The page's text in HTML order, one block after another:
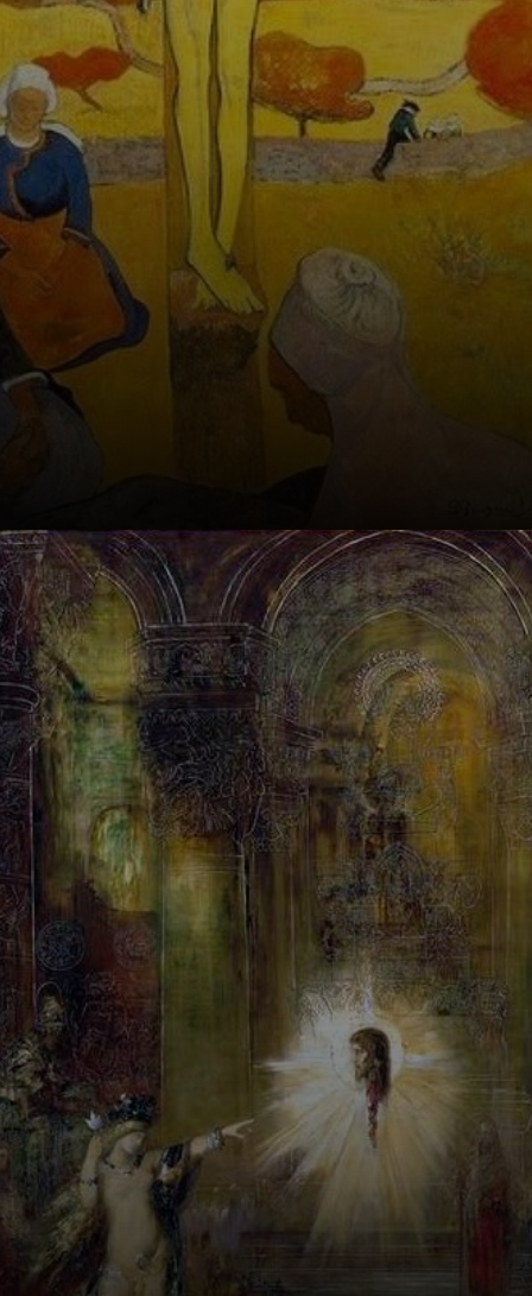
Um movimento
que surgiu em
meados do século
XIX em resposta à
moralização,
racionalismo e
materialismo.